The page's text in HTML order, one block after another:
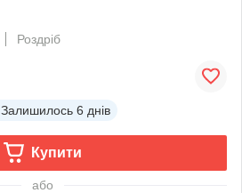
Роздріб
Залишилось 6 днів
Купити
або